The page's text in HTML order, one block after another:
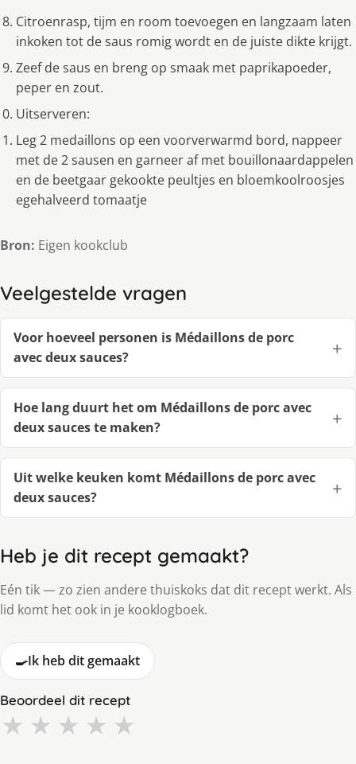
Citroenrasp, tijm en room toevoegen en langzaam laten
inkoken tot de saus romig wordt en de juiste dikte krijgt.
Zeef de saus en breng op smaak met paprikapoeder,
peper en zout.
Uitserveren:
Leg 2 medaillons op een voorverwarmd bord, nappeer
met de 2 sausen en garneer af met bouillonaardappelen
en de beetgaar gekookte peultjes en bloemkoolroosjes
egehalveerd tomaatje
Bron: Eigen kookclub
Veelgestelde vragen
Voor hoeveel personen is Médaillons de porc
avec deux sauces?
Hoe lang duurt het om Médaillons de porc avec
deux sauces te maken?
Uit welke keuken komt Médaillons de porc avec
deux sauces?
Heb je dit recept gemaakt?
Eén tik — zo zien andere thuiskoks dat dit recept werkt. Als
lid komt het ook in je kooklogboek.
🍳Ik heb dit gemaakt
Beoordeel dit recept
★ ★ ★ ★ ★